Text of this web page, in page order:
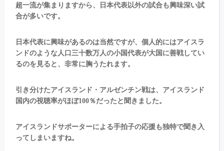
超一流が集まりますから、日本代表以外の試合も興味深い試
合が多いです。
日本代表に興味があるのは当然ですが、個人的にはアイスラ
ンドのような人口三十数万人の小国代表が大国に善戦してい
るのを見ると、非常に胸うたれます。
引き分けたアイスランド・アルゼンチン戦は、アイスランド
国内の視聴率がほぼ100％だったと聞きました。
アイスランドサポーターによる手拍子の応援も独特で聞き入
ってしまいますね。